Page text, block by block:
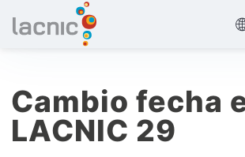
Cambio fecha
LACNIC 29